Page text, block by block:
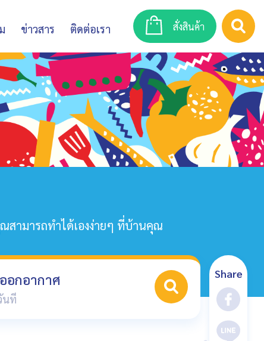
ข่าวสาร ติดต่อเรา สั่งสินค้า
สามารถทำได้เองง่ายๆ ที่บ้านคุณ
Share
อกอากาศ